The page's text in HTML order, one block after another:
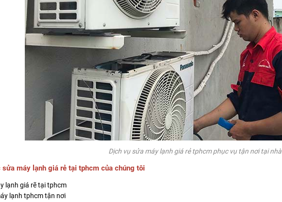
Dịch vụ sửa máy lạnh giá rẻ tphcm phục vụ tận nơi tại nhà
máy lạnh giá rẻ tại tphcm của chúng tôi
lạnh giá rẽ tại tphcm
lạnh tphcm tận nơi